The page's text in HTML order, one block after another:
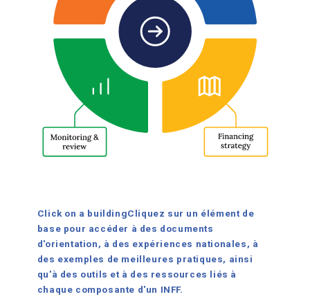
Click on a buildingCliquez sur un élément de
base pour accéder à des documents
d'orientation, à des expériences nationales, à
des exemples de meilleures pratiques, ainsi
qu'à des outils et à des ressources liés à
chaque composante d'un INFF.